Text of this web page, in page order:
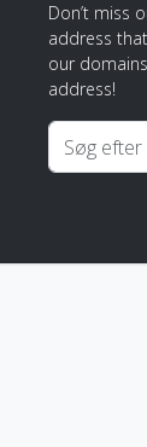
Don’t miss
address
our
address!